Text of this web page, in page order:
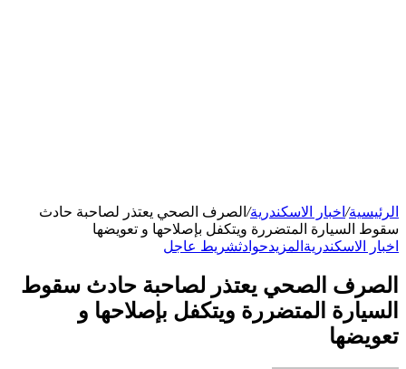
الرئيسية/ اخبار الاسكندرية/ الصرف الصحي يعتذر لصاحبة حادث
سقوط السيارة المتضررة ويتكفل بإصلاحها و تعويضها
اخبار الاسكندرية المزيدحوادثشريط عاجل
الصرف الصحي يعتذر لصاحبة حادث سقوط
السيارة المتضررة ويتكفل بإصلاحها و
تعويضها